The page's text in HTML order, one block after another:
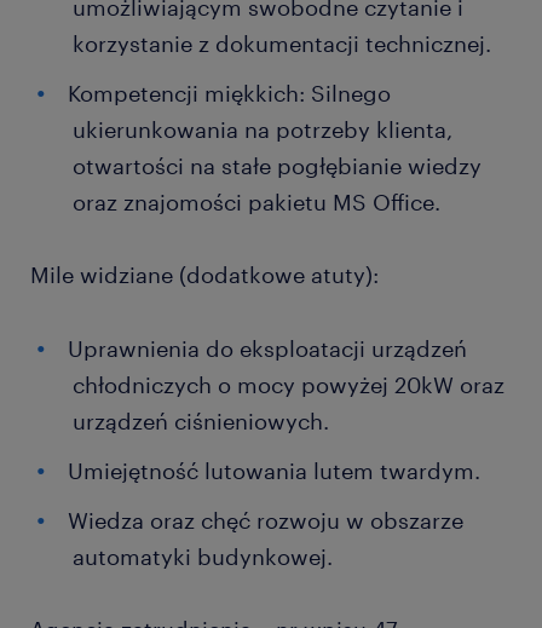
umożliwiającym swobodne czytanie i
korzystanie z dokumentacji technicznej.
Kompetencji miękkich: Silnego
ukierunkowania na potrzeby klienta,
otwartości na stałe pogłębianie wiedzy
oraz znajomości pakietu MS Office.
Mile widziane (dodatkowe atuty):
Uprawnienia do eksploatacji urządzeń
chłodniczych o mocy powyżej 20kW oraz
urządzeń ciśnieniowych.
Umiejętność lutowania lutem twardym.
Wiedza oraz chęć rozwoju w obszarze
automatyki budynkowej.